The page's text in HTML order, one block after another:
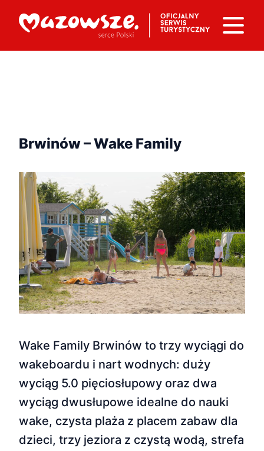
Brwinów – Wake Family
Wake Family Brwinów to trzy wyciągi do
wakeboardu i nart wodnych: duży
wyciąg 5.0 pięciosłupowy oraz dwa
wyciąg dwusłupowe idealne do nauki
wake, czysta plaża z placem zabaw dla
dzieci, trzy jeziora z czystą wodą, strefa